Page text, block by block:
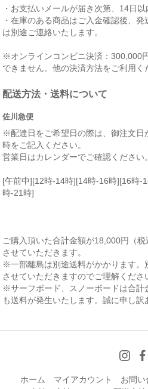
・お支払いメールが届き次第、14日以
・在庫のある商品はご入金確認後、
は別途ご連絡いたします。
※オンラインコンビニ決済：300,000
できません。他の決済方法をご利用く
配送方法・送料について
佐川急便
※配達日をご希望日の際は、御注文日
時をご記入ください。
営業日はカレンダーでご確認ください。
[午前中][12時-14時][14時-16時][16時-
時-21時]
ご購入頂いた合計金額が18,000円（
させていただきます。
※一部離島は別途送料がかかります。
させていただきますのでご理解くださ
※サーフボード、スノーボードは合計
も送料が発生いたします。誠に申し訳
ホーム マイアカウント お問い